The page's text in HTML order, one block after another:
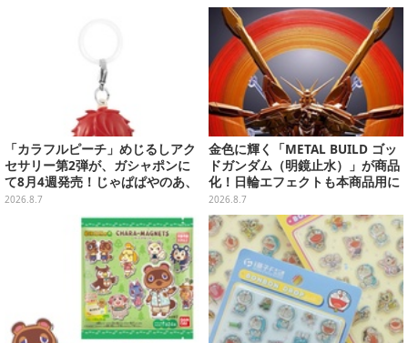
「カラフルピーチ」めじるしアク
セサリー第2弾が、ガシャポンに
て8月4週発売！じゃぱぱやのあ、
シヴァたちメンバー11名分ライン
2026.8.7
金色に輝く「METAL BUILD ゴッ
ドガンダム（明鏡止水）」が商品
化！日輪エフェクトも本商品用に
刷新した豪華仕様
2026.8.7